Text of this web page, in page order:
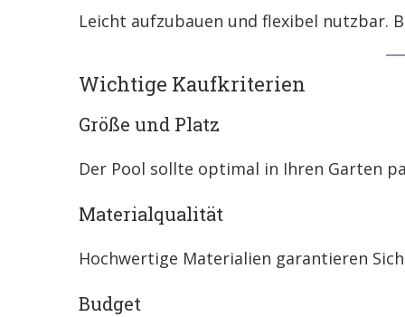
Leicht aufzubauen und flexibel nutzbar.
Wichtige Kaufkriterien
Größe und Platz
Der Pool sollte optimal in Ihren Garten
Materialqualität
Hochwertige Materialien garantieren
Budget